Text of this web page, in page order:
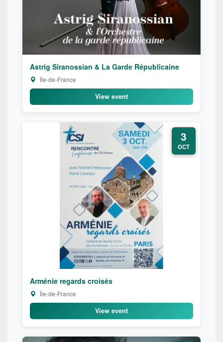
Astrig Siranossian & La Garde Républicaine
Île-de-France
View event
3
OCT
Arménie regards croisés
Île-de-France
View event